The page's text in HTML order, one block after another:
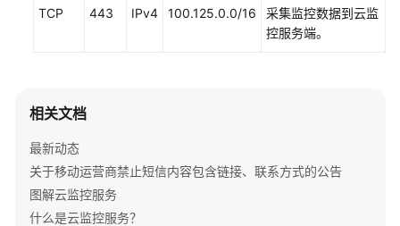
支
系
权
限
TCP 443 IPv4 100.125.0.0/16
采集监控数据到云监
控服务端。
相关文档
最新动态
关于移动运营商禁止短信内容包含链接、联系方式的公告
图解云监控服务
什么是云监控服务？